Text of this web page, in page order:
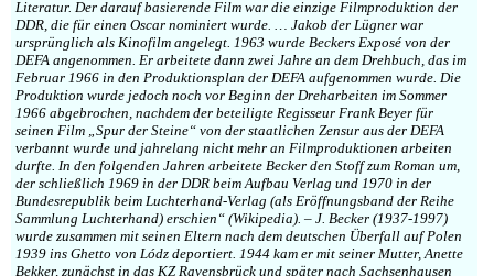
Literatur. Der darauf basierende Film war die einzige Filmproduktion der
DDR, die für einen Oscar nominiert wurde. … Jakob der Lügner war
ursprünglich als Kinofilm angelegt. 1963 wurde Beckers Exposé von der
DEFA angenommen. Er arbeitete dann zwei Jahre an dem Drehbuch, das im
Februar 1966 in den Produktionsplan der DEFA aufgenommen wurde. Die
Produktion wurde jedoch noch vor Beginn der Dreharbeiten im Sommer
1966 abgebrochen, nachdem der beteiligte Regisseur Frank Beyer für
seinen Film „Spur der Steine“ von der staatlichen Zensur aus der DEFA
verbannt wurde und jahrelang nicht mehr an Filmproduktionen arbeiten
durfte. In den folgenden Jahren arbeitete Becker den Stoff zum Roman um,
der schließlich 1969 in der DDR beim Aufbau Verlag und 1970 in der
Bundesrepublik beim Luchterhand-Verlag (als Eröffnungsband der Reihe
Sammlung Luchterhand) erschien“ (Wikipedia). – J. Becker (1937-1997)
wurde zusammen mit seinen Eltern nach dem deutschen Überfall auf Polen
1939 ins Ghetto von Lódz deportiert. 1944 kam er mit seiner Mutter, Anette
Bekker, zunächst in das KZ Ravensbrück und später nach Sachsenhausen